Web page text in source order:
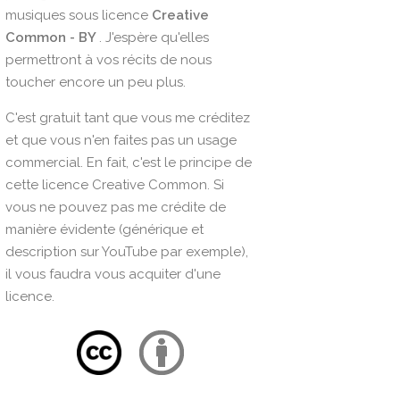
musiques sous licence Creative
Common - BY . J'espère qu'elles
permettront à vos récits de nous
toucher encore un peu plus.
C'est gratuit tant que vous me créditez
et que vous n'en faites pas un usage
commercial. En fait, c'est le principe de
cette licence Creative Common. Si
vous ne pouvez pas me crédite de
manière évidente (générique et
description sur YouTube par exemple),
il vous faudra vous acquiter d'une
licence.